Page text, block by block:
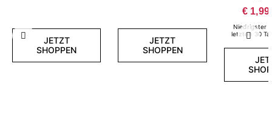
ZurückJETZT
SHOPPEN
JETZT
SHOPPEN
€ 1,99
Niedrigster
letzten 30